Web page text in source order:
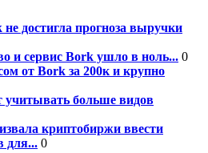
достигла прогноза выручки
и сервис Bork ушло в ноль... 0
от Bork за 200к и крупно
учитывать больше видов
криптобиржи ввести
для... 0